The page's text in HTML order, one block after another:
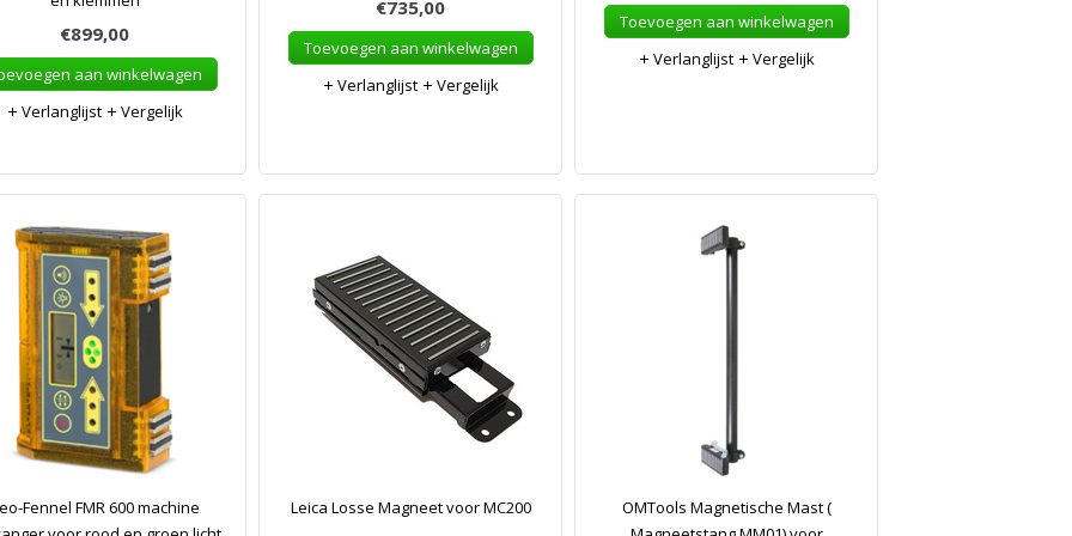
€899,00
aan winkelwagen
Verlanglijst
Vergelijk
€735,00
Toevoegen aan winkelwagen
Verlanglijst
Vergelijk
Toevoegen aan winkelwagen
Verlanglijst
Vergelijk
Fennel FMR 600 machine
Leica Losse Magneet voor MC200
OMTools Magnetische Mast (